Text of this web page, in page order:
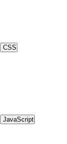
CSS
JavaScript